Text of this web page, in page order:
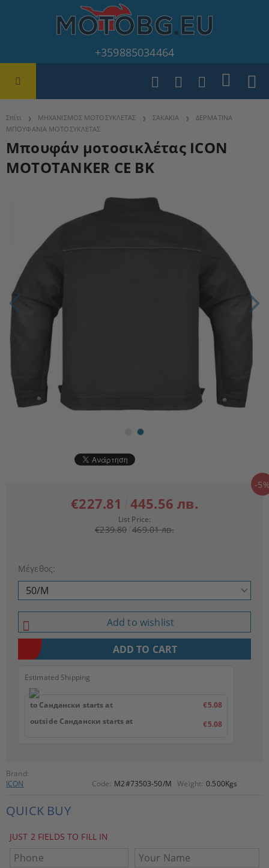
+359885034464
Σπίτι ΜΗΧΑΝΙΣΜΟΣ ΜΟΤΟΣΥΚΛΕΤΑΣ ΣΑΚΑΚΙΑ
ΔΕΡΜΑΤΙΝΑ
ΜΠΟΥΦΑΝΙΑ ΜΟΤΟΣΥΚΛΕΤΑΣ
Μπουφάν μοτοσικλέτας ICON
MOTOTANKER CE BK
Brand:
ICON
Code: M2#73503-50/M Weight: 0.500Kgs
QUICK BUY
JUST 2 FIELDS TO FILL IN
-
€227.81 445.56 лв.
List Price:
€239.80 469.01 лв.
Μέγεθος:
Add to wishlist
Estimated Shipping
to Сандански starts at
€5.08
outside Сандански starts at
€5.08